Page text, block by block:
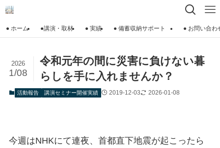
● ホーム ●講演・取材 ● 実績 ● 備蓄収納サポート ● お問い合わ
令和元年の間に災害に負けない暮
らしを手に入れませんか？
2026
1/08
活動報告 講演セミナー開催実績 2019-12-03 2026-01-08
今週はNHKにて連夜、首都直下地震が起こったら